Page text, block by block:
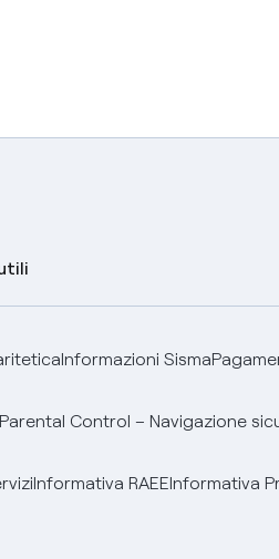
Informazioni Sisma
Parental Control – Navigazione
Informativa RAEEInformativa